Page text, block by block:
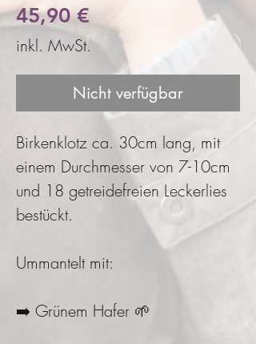
45,90 €Preis
inkl. MwSt.
Nicht verfügbar
Birkenklotz ca. 30cm lang, mit
einem Durchmesser von 7-10cm
und 18 getreidefreien Leckerlies
bestückt.
Ummantelt mit:
➡️ Grünem Hafer 🌱